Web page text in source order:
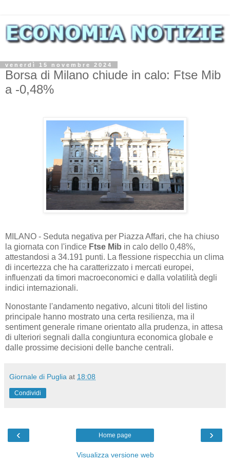
venerdì 15 novembre 2024
Borsa di Milano chiude in calo: Ftse Mib
a -0,48%
MILANO - Seduta negativa per Piazza Affari, che ha chiuso
la giornata con l'indice Ftse Mib in calo dello 0,48%,
attestandosi a 34.191 punti. La flessione rispecchia un clima
di incertezza che ha caratterizzato i mercati europei,
influenzati da timori macroeconomici e dalla volatilità degli
indici internazionali.
Nonostante l'andamento negativo, alcuni titoli del listino
principale hanno mostrato una certa resilienza, ma il
sentiment generale rimane orientato alla prudenza, in attesa
di ulteriori segnali dalla congiuntura economica globale e
dalle prossime decisioni delle banche centrali.
Giornale di Puglia at 18:08
Condividi
‹ ›
Home page
Visualizza versione web